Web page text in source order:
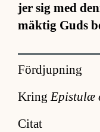
jer sig med
mäk­tig Guds
Fördjupning
KringEpistulæ
Citat